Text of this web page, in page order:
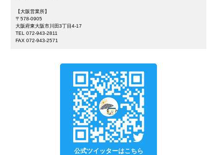
【大阪営業所】
〒578-0905
大阪府東大阪市川田3丁目4-17
TEL 072-943-2811
FAX 072-943-2571
公式ツイッターはこちら